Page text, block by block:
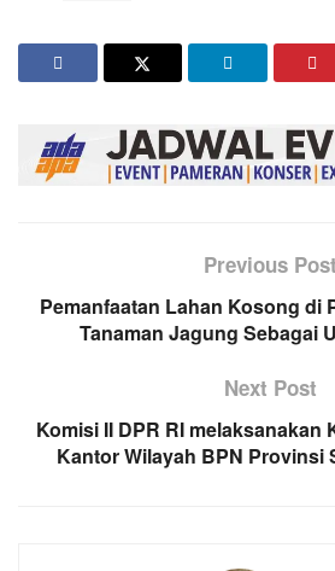
Previous Post
Pemanfaatan Lahan Kosong di
Tanaman Jagung Sebagai
Next Post
Komisi II DPR RI
Kantor Wilayah BPN Provinsi